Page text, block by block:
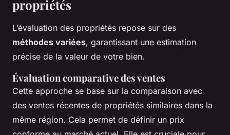
propriétés
L’évaluation des propriétés repose sur des
méthodes variées, garantissant une estimation
précise de la valeur de votre bien.
Évaluation comparative des ventes
Cette approche se base sur la comparaison avec
des ventes récentes de propriétés similaires dans la
même région. Cela permet de définir un prix